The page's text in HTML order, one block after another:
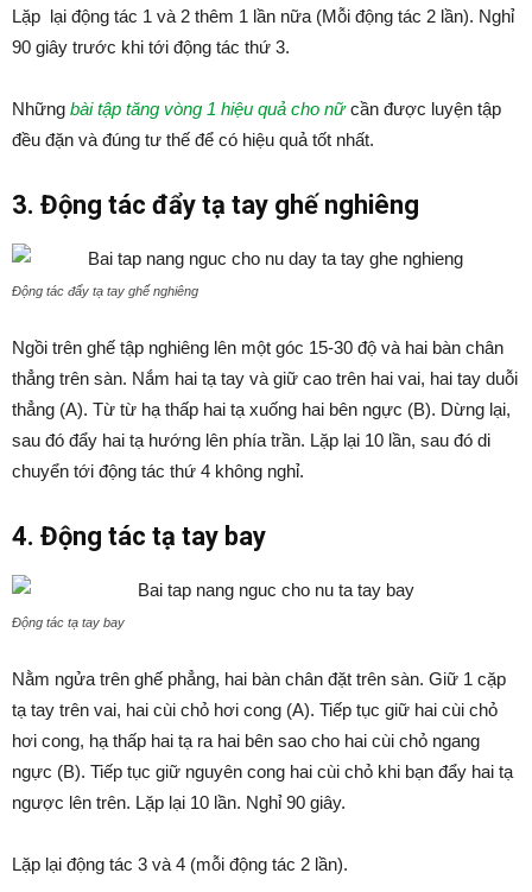
Lặp lại động tác 1 và 2 thêm 1 lần nữa (Mỗi động tác 2 lần). Nghỉ
90 giây trước khi tới động tác thứ 3.
Những bài tập tăng vòng 1 hiệu quả cho nữcần được luyện tập
đều đặn và đúng tư thế để có hiệu quả tốt nhất.
3. Động tác đẩy tạ tay ghế nghiêng
Động tác đẩy tạ tay ghế nghiêng
Ngồi trên ghế tập nghiêng lên một góc 15-30 độ và hai bàn chân
thẳng trên sàn. Nắm hai tạ tay và giữ cao trên hai vai, hai tay duỗi
thẳng (A). Từ từ hạ thấp hai tạ xuống hai bên ngực (B). Dừng lại,
sau đó đẩy hai tạ hướng lên phía trần. Lặp lại 10 lần, sau đó di
chuyển tới động tác thứ 4 không nghỉ.
4. Động tác tạ tay bay
Động tác tạ tay bay
Nằm ngửa trên ghế phẳng, hai bàn chân đặt trên sàn. Giữ 1 cặp
tạ tay trên vai, hai cùi chỏ hơi cong (A). Tiếp tục giữ hai cùi chỏ
hơi cong, hạ thấp hai tạ ra hai bên sao cho hai cùi chỏ ngang
ngực (B). Tiếp tục giữ nguyên cong hai cùi chỏ khi bạn đẩy hai tạ
ngược lên trên. Lặp lại 10 lần. Nghỉ 90 giây.
Lặp lại động tác 3 và 4 (mỗi động tác 2 lần).